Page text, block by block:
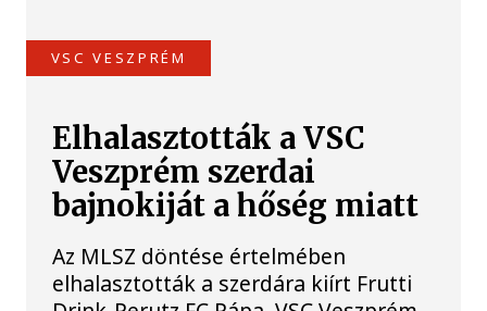
VSC VESZPRÉM
Elhalasztották a VSC
Veszprém szerdai
bajnokiját a hőség miatt
Az MLSZ döntése értelmében
elhalasztották a szerdára kiírt Frutti